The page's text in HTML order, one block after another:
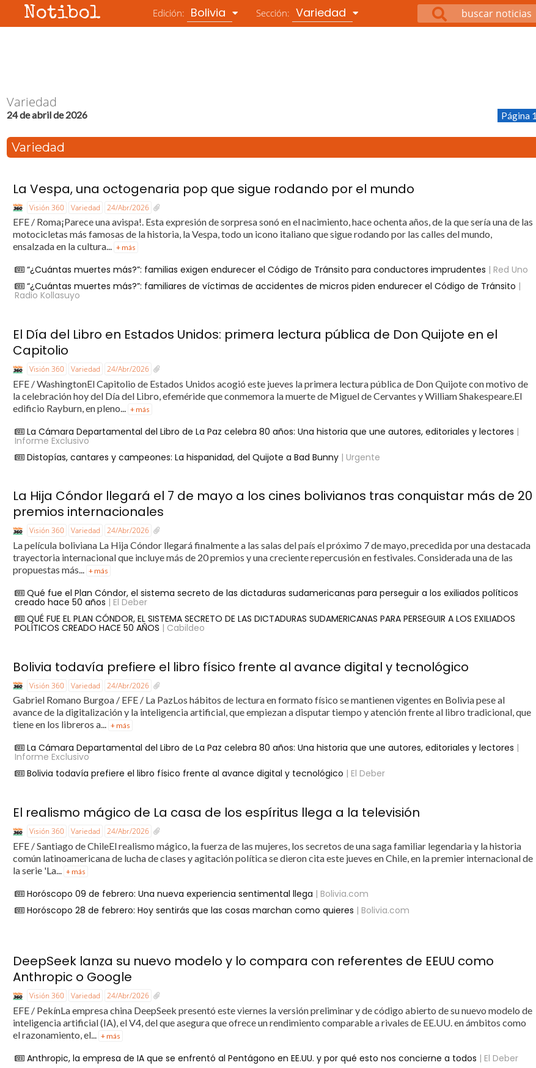
Notibol Edición: Bolivia Sección: Variedad
Variedad
24 de abril de 2026 Página 1
Variedad
La Vespa, una octogenaria pop que sigue rodando por el mundo
Visión 360 Variedad 24/Abr/2026
EFE / Roma¡Parece una avispa!. Esta expresión de sorpresa sonó en el nacimiento, hace ochenta años, de la que sería una de las
motocicletas más famosas de la historia, la Vespa, todo un icono italiano que sigue rodando por las calles del mundo,
ensalzada en la cultura... + más
“¿Cuántas muertes más?”: familias exigen endurecer el Código de Tránsito para conductores imprudentes | Red Uno
“¿Cuántas muertes más?”: familiares de víctimas de accidentes de micros piden endurecer el Código de Tránsito |
Radio Kollasuyo
El Día del Libro en Estados Unidos: primera lectura pública de Don Quijote en el
Capitolio
Visión 360 Variedad 24/Abr/2026
EFE / WashingtonEl Capitolio de Estados Unidos acogió este jueves la primera lectura pública de Don Quijote con motivo de
la celebración hoy del Día del Libro, efeméride que conmemora la muerte de Miguel de Cervantes y William Shakespeare.El
edificio Rayburn, en pleno...
+ más
La Cámara Departamental del Libro de La Paz celebra 80 años: Una historia que une autores, editoriales y lectores |
Informe Exclusivo
Distopías, cantares y campeones: La hispanidad, del Quijote a Bad Bunny | Urgente
La Hija Cóndor llegará el 7 de mayo a los cines bolivianos tras conquistar más de 20
premios internacionales
Visión 360 Variedad 24/Abr/2026
La película boliviana La Hija Cóndor llegará finalmente a las salas del país el próximo 7 de mayo, precedida por una destacada
trayectoria internacional que incluye más de 20 premios y una creciente repercusión en festivales. Considerada una de las
propuestas más... + más
Qué fue el Plan Cóndor, el sistema secreto de las dictaduras sudamericanas para perseguir a los exiliados políticos
creado hace 50 años | El Deber
QUÉ FUE EL PLAN CÓNDOR, EL SISTEMA SECRETO DE LAS DICTADURAS SUDAMERICANAS PARA PERSEGUIR A LOS EXILIADOS
POLÍTICOS CREADO HACE 50 AÑOS | Cabildeo
Bolivia todavía prefiere el libro físico frente al avance digital y tecnológico
Visión 360 Variedad 24/Abr/2026
Gabriel Romano Burgoa / EFE / La PazLos hábitos de lectura en formato físico se mantienen vigentes en Bolivia pese al
avance de la digitalización y la inteligencia artificial, que empiezan a disputar tiempo y atención frente al libro tradicional, que
tiene en los libreros a... + más
La Cámara Departamental del Libro de La Paz celebra 80 años: Una historia que une autores, editoriales y lectores |
Informe Exclusivo
Bolivia todavía prefiere el libro físico frente al avance digital y tecnológico | El Deber
El realismo mágico de La casa de los espíritus llega a la televisión
Visión 360 Variedad 24/Abr/2026
EFE / Santiago de ChileEl realismo mágico, la fuerza de las mujeres, los secretos de una saga familiar legendaria y la historia
común latinoamericana de lucha de clases y agitación política se dieron cita este jueves en Chile, en la premier internacional de
la serie 'La...
+ más
Horóscopo 09 de febrero: Una nueva experiencia sentimental llega | Bolivia.com
Horóscopo 28 de febrero: Hoy sentirás que las cosas marchan como quieres | Bolivia.com
DeepSeek lanza su nuevo modelo y lo compara con referentes de EEUU como
Anthropic o Google
Visión 360 Variedad 24/Abr/2026
EFE / PekínLa empresa china DeepSeek presentó este viernes la versión preliminar y de código abierto de su nuevo modelo de
inteligencia artificial (IA), el V4, del que asegura que ofrece un rendimiento comparable a rivales de EE.UU. en ámbitos como
el razonamiento, el... + más
Anthropic, la empresa de IA que se enfrentó al Pentágono en EE.UU. y por qué esto nos concierne a todos | El Deber